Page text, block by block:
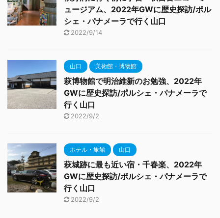
ュージアム、2022年GWに歴史探訪/ポル
シェ・パナメーラで行く山口
2022/9/14
山口 美術館・博物館
萩博物館で明治維新のお勉強、2022年
GWに歴史探訪/ポルシェ・パナメーラで
行く山口
2022/9/2
ホテル・旅館 山口
萩城跡に最も近い宿・千春楽、2022年
GWに歴史探訪/ポルシェ・パナメーラで
行く山口
2022/9/2